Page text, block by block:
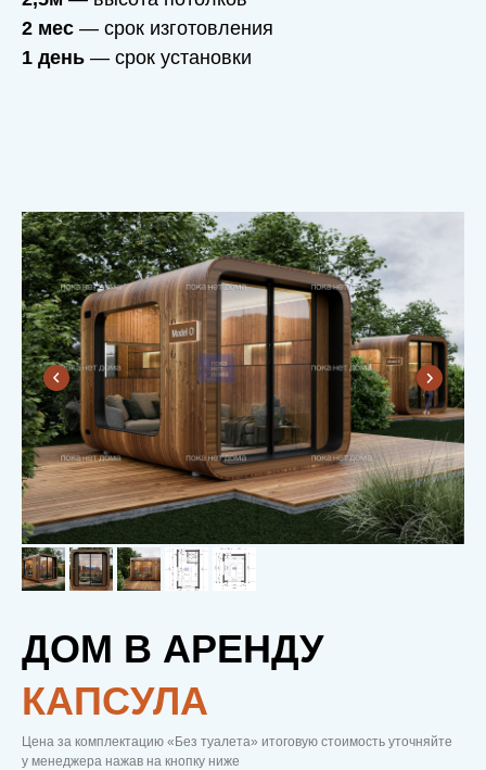
2 мес — срок изготовления
1 день — срок установки
ДОМ В АРЕНДУ
КАПСУЛА
Цена за комплектацию «Без туалета» итоговую стоимость уточняйте
у менеджера нажав на кнопку ниже